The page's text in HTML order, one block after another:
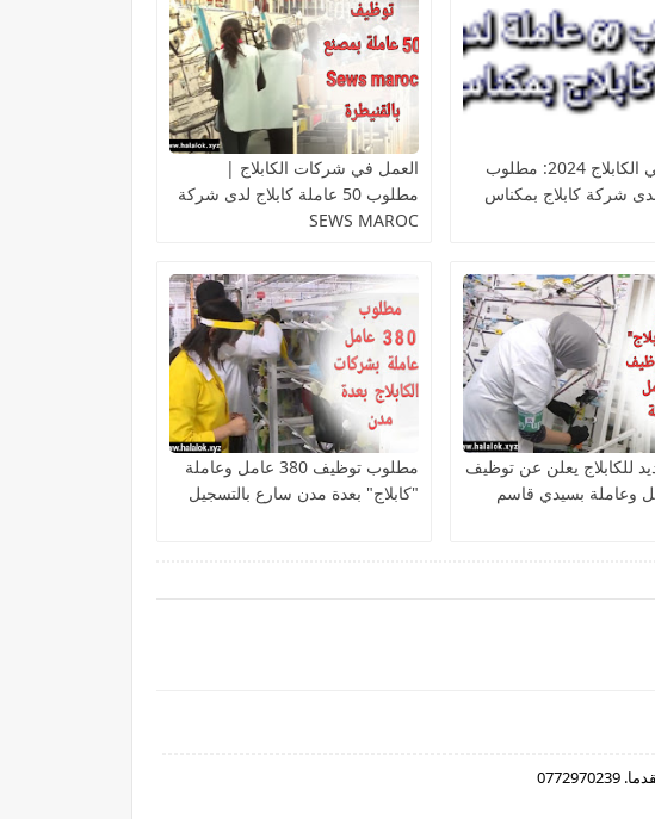
العمل في الكابلاج 2024: مطلوب
شركة كابلاج بمكناس
العمل في شركات الكابلاج |
مطلوب 50 عاملة كابلاج لدى شركة
SEWS MAROC
للكابلاج يعلن عن توظيف
مطلوب توظيف 380 عامل وعاملة
"كابلاج" بعدة مدن سارع بالتسجيل